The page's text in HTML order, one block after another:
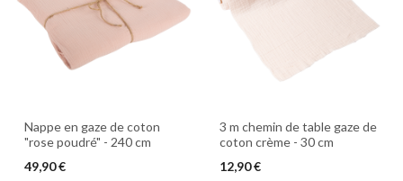
Nappe en gaze de coton
"rose poudré" - 240 cm
49,90 €
3 m chemin de table gaze de
coton crème - 30 cm
12,90 €